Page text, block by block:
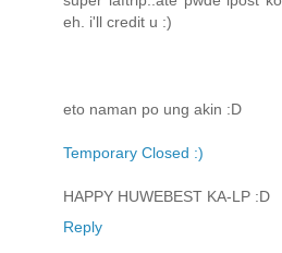
eh. i'll credit u :)
eto naman po ung akin :D
Temporary Closed :)
HAPPY HUWEBEST KA-LP :D
Reply